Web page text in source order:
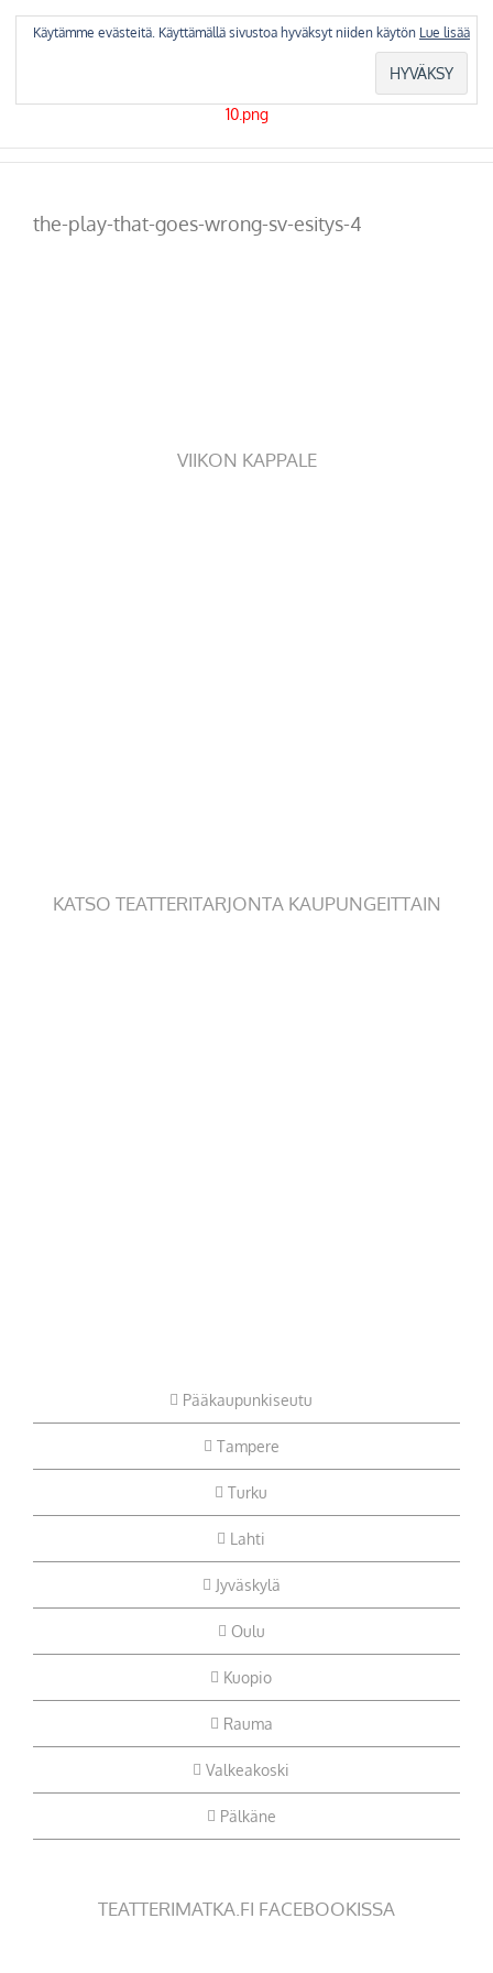
the-play-that-goes-wrong-sv-esitys-4
VIIKON KAPPALE
KATSO TEATTERITARJONTA KAUPUNGEITTAIN
Pääkaupunkiseutu
Tampere
Turku
Lahti
Jyväskylä
Oulu
Kuopio
Rauma
Valkeakoski
Pälkäne
TEATTERIMATKA.FI FACEBOOKISSA
Käytämme evästeitä. Käyttämällä sivustoa hyväksyt niiden käytön Lue lisää